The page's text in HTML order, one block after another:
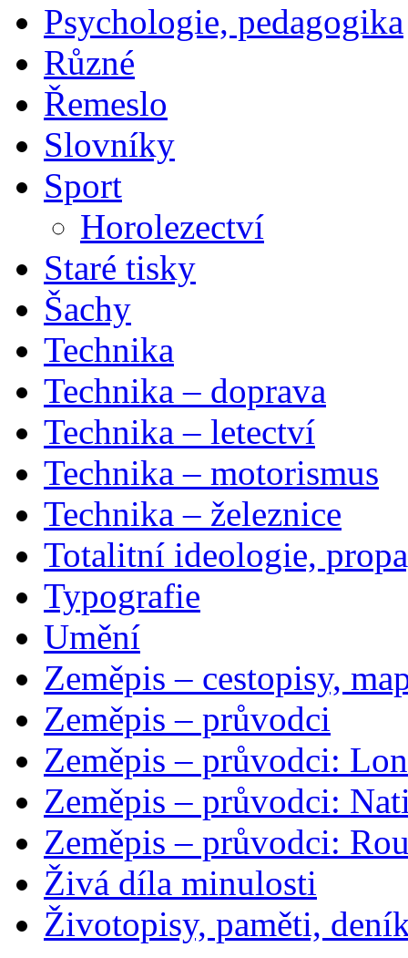
Psychologie, pedagogika
Různé
Řemeslo
Slovníky
Sport
Horolezectví
Staré tisky
Šachy
Technika
Technika – doprava
Technika – letectví
Technika – motorismus
Technika – železnice
Totalitní ideologie,
Typografie
Umění
Zeměpis – cestopisy,
Zeměpis – průvodci
Zeměpis – průvodci:
Zeměpis – průvodci:
Zeměpis – průvodci:
Živá díla minulosti
Životopisy, paměti,